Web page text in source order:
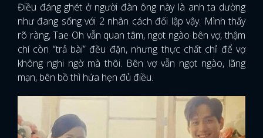
Điều đáng ghét ở người đàn ông này là anh ta dường
như đang sống với 2 nhân cách đối lập vậy. Mình thấy
rõ ràng, Tae Oh vẫn quan tâm, ngọt ngào bên vợ, thậm
chí còn “trả bài” đều đặn, nhưng thực chất chỉ để vợ
không nghi ngờ mà thôi. Bên vợ vẫn ngọt ngào, lãng
mạn, bên bồ thì hứa hẹn đủ điều.